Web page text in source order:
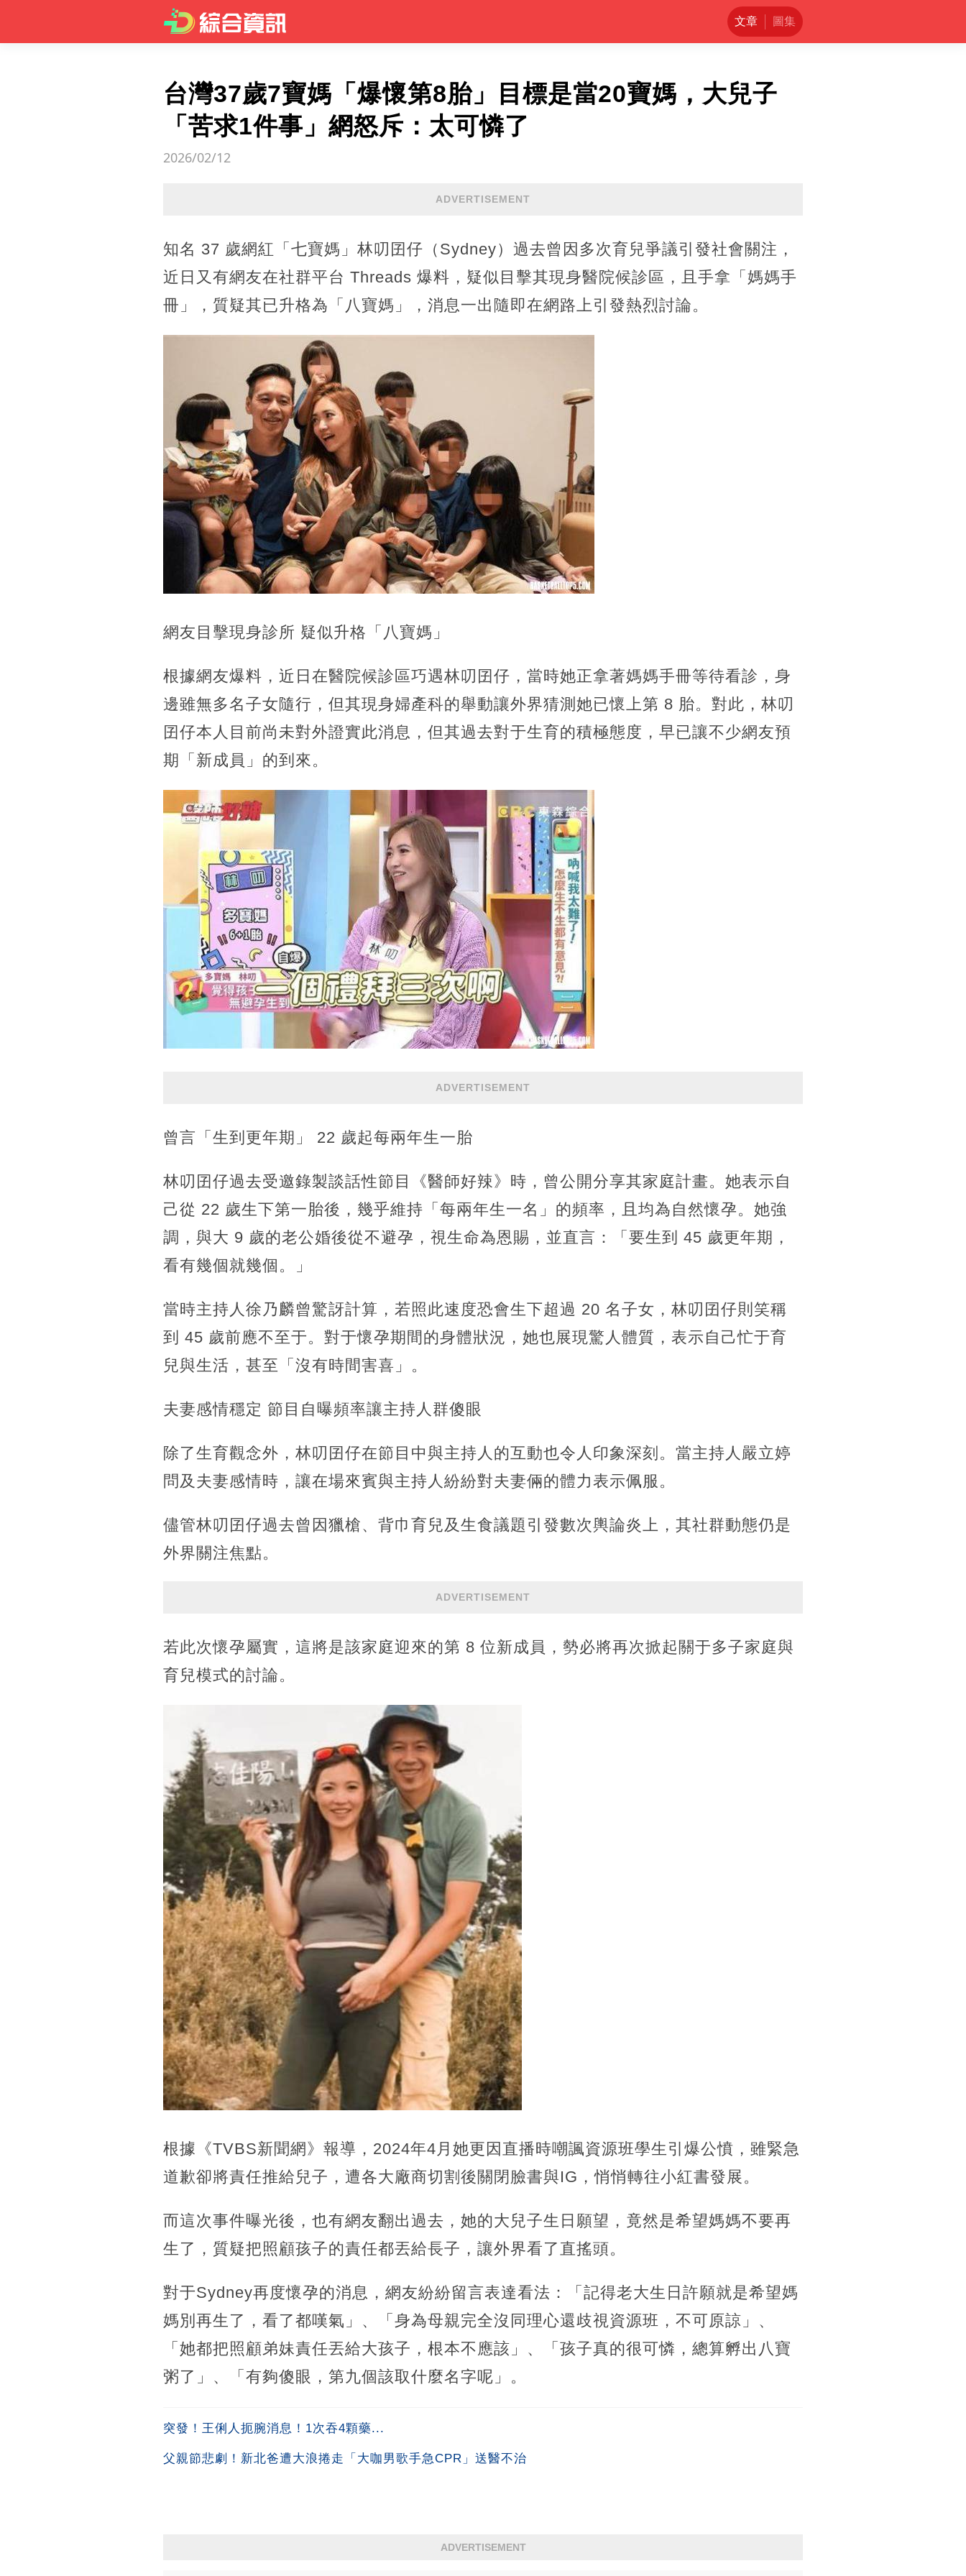
文章 圖集
台灣37歲7寶媽「爆懷第8胎」目標是當20寶媽，大兒子
「苦求1件事」網怒斥：太可憐了
2026/02/12
ADVERTISEMENT
知名 37 歲網紅「七寶媽」林叨囝仔（Sydney）過去曾因多次育兒爭議引發社會關注，
近日又有網友在社群平台 Threads 爆料，疑似目擊其現身醫院候診區，且手拿「媽媽手
冊」，質疑其已升格為「八寶媽」，消息一出隨即在網路上引發熱烈討論。
網友目擊現身診所 疑似升格「八寶媽」
根據網友爆料，近日在醫院候診區巧遇林叨囝仔，當時她正拿著媽媽手冊等待看診，身
邊雖無多名子女隨行，但其現身婦產科的舉動讓外界猜測她已懷上第 8 胎。對此，林叨
囝仔本人目前尚未對外證實此消息，但其過去對于生育的積極態度，早已讓不少網友預
期「新成員」的到來。
ADVERTISEMENT
曾言「生到更年期」 22 歲起每兩年生一胎
林叨囝仔過去受邀錄製談話性節目《醫師好辣》時，曾公開分享其家庭計畫。她表示自
己從 22 歲生下第一胎後，幾乎維持「每兩年生一名」的頻率，且均為自然懷孕。她強
調，與大 9 歲的老公婚後從不避孕，視生命為恩賜，並直言：「要生到 45 歲更年期，
看有幾個就幾個。」
當時主持人徐乃麟曾驚訝計算，若照此速度恐會生下超過 20 名子女，林叨囝仔則笑稱
到 45 歲前應不至于。對于懷孕期間的身體狀況，她也展現驚人體質，表示自己忙于育
兒與生活，甚至「沒有時間害喜」。
夫妻感情穩定 節目自曝頻率讓主持人群傻眼
除了生育觀念外，林叨囝仔在節目中與主持人的互動也令人印象深刻。當主持人嚴立婷
問及夫妻感情時，讓在場來賓與主持人紛紛對夫妻倆的體力表示佩服。
儘管林叨囝仔過去曾因獵槍、背巾育兒及生食議題引發數次輿論炎上，其社群動態仍是
外界關注焦點。
ADVERTISEMENT
若此次懷孕屬實，這將是該家庭迎來的第 8 位新成員，勢必將再次掀起關于多子家庭與
育兒模式的討論。
根據《TVBS新聞網》報導，2024年4月她更因直播時嘲諷資源班學生引爆公憤，雖緊急
道歉卻將責任推給兒子，遭各大廠商切割後關閉臉書與IG，悄悄轉往小紅書發展。
而這次事件曝光後，也有網友翻出過去，她的大兒子生日願望，竟然是希望媽媽不要再
生了，質疑把照顧孩子的責任都丟給長子，讓外界看了直搖頭。
對于Sydney再度懷孕的消息，網友紛紛留言表達看法：「記得老大生日許願就是希望媽
媽別再生了，看了都嘆氣」、「身為母親完全沒同理心還歧視資源班，不可原諒」、
「她都把照顧弟妹責任丟給大孩子，根本不應該」、「孩子真的很可憐，總算孵出八寶
粥了」、「有夠傻眼，第九個該取什麼名字呢」。
突發！王俐人扼腕消息！1次吞4顆藥...
父親節悲劇！新北爸遭大浪捲走「大咖男歌手急CPR」送醫不治
ADVERTISEMENT